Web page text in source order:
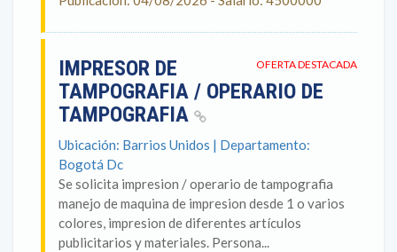
OFERTA DESTACADA
IMPRESOR DE
TAMPOGRAFIA / OPERARIO DE
TAMPOGRAFIA
Ubicación: Barrios Unidos | Departamento:
Bogotá Dc
Se solicita impresion / operario de tampografia
manejo de maquina de impresion desde 1 o varios
colores, impresion de diferentes artículos
publicitarios y materiales. Persona...